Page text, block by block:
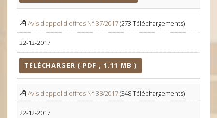
Avis d'appel d'offres N° 37/2017(273 Téléchargements)
22-12-2017
TÉLÉCHARGER ( PDF , 1.11 MB )
Avis d'appel d'offres N° 38/2017(348 Téléchargements)
22-12-2017